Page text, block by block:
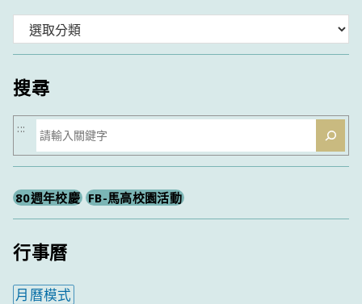
類
搜尋
搜
尋
:::
80週年校慶 FB-馬高校園活動
行事曆
月曆模式